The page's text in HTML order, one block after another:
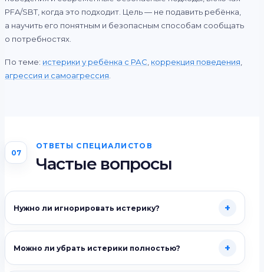
PFA/SBT, когда это подходит. Цель — не подавить ребёнка,
а научить его понятным и безопасным способам сообщать
о потребностях.
По теме: истерики у ребёнка с РАС коррекция поведения
агрессия и самоагрессия
07
ОТВЕТЫ СПЕЦИАЛИСТОВ
Частые вопросы
Нужно ли игнорировать истерику? +
Можно ли убрать истерики полностью? +